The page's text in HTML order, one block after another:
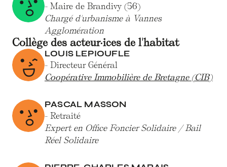
- Maire de Brandivy (56)
Chargé d'urbanisme à Vannes
Agglomération
Collège des acteur·ices de l'habitat
LOUIS LEPIOUFLE
- Directeur Général
Coopérative Immobilière de Bretagne (CIB)
PASCAL MASSON
- Retraité
Expert en Office Foncier Solidaire / Bail
Réel Solidaire